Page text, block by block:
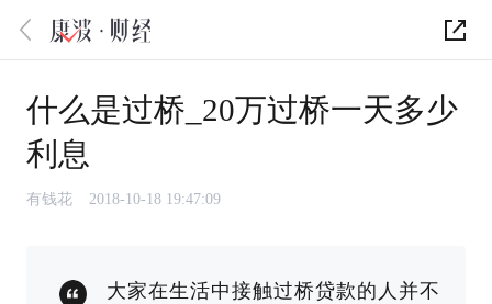
什么是过桥_20万过桥一天多少
利息
有钱花 2018-10-18 19:47:09
大家在生活中接触过桥贷款的人并不